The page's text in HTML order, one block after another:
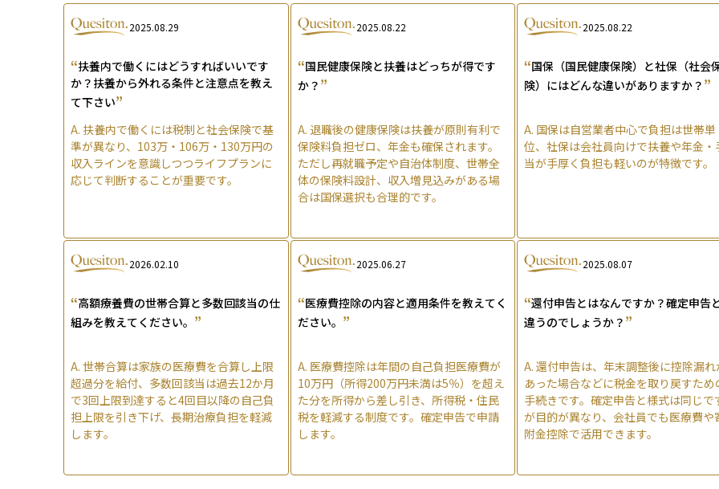
2025.08.29
“扶養内で働くにはどうすればいいです
か？扶養から外れる条件と注意点を教え
て下さい”
A. 扶養内で働くには税制と社会保険で基
準が異なり、103万・106万・130万円の
収入ラインを意識しつつライフプランに
応じて判断することが重要です。
2025.08.22
“国民健康保険と扶養はどっちが得です
か？ ”
A. 退職後の健康保険は扶養が原則有利で
保険料負担ゼロ、年金も確保されます。
ただし再就職予定や自治体制度、世帯全
体の保険料設計、収入増見込みがある場
合は国保選択も合理的です。
2025.08.22
“国保（国民健康保険）と社保（社会
険）にはどんな違いがありますか？ ”
A. 国保は自営業者中心で負担は世帯単
位、社保は会社員向けで扶養や年金・
当が手厚く負担も軽いのが特徴です。
2026.02.10
“高額療養費の世帯合算と多数回該当の仕
組みを教えてください。 ”
A. 世帯合算は家族の医療費を合算し上限
超過分を給付、多数回該当は過去12か月
で3回上限到達すると4回目以降の自己負
担上限を引き下げ、長期治療負担を軽減
します。
2025.06.27
“医療費控除の内容と適用条件を教えてく
ださい。 ”
A. 医療費控除は年間の自己負担医療費が
10万円（所得200万円未満は5％）を超え
た分を所得から差し引き、所得税・住民
税を軽減する制度です。確定申告で申請
します。
2025.08.07
“還付申告とはなんですか？確定申告
違うのでしょうか？ ”
A.還付申告は、年末調整後に控除漏れ
あった場合などに税金を取り戻すため
手続きです。確定申告と様式は同じで
が目的が異なり、会社員でも医療費や
附金控除で活用できます。